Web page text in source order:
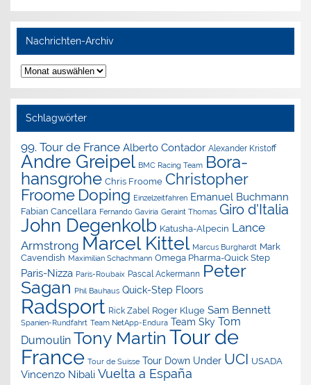
Nachrichten-Archiv
Nachrichten-
Archiv
Schlagwörter
99. Tour de France Alberto Contador Alexander Kristoff
Andre Greipel BMC Racing Team Bora-
hansgrohe Chris Froome Christopher
Froome Doping Einzelzeitfahren Emanuel Buchmann
Fabian Cancellara Fernando Gaviria Geraint Thomas Giro d'Italia
John Degenkolb Katusha-Alpecin Lance
Armstrong Marcel Kittel Marcus Burghardt Mark
Cavendish Maximilian Schachmann Omega Pharma-Quick Step
Paris-Nizza Paris-Roubaix Pascal Ackermann Peter
Sagan Phil Bauhaus Quick-Step Floors
Radsport Rick Zabel Roger Kluge Sam Bennett
Spanien-Rundfahrt Team NetApp-Endura Team Sky Tom
Dumoulin Tony Martin Tour de
France Tour de Suisse Tour Down Under UCI USADA
Vincenzo Nibali Vuelta a España